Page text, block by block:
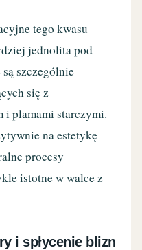
tego kwasu
jednolita pod
szczególnie
się z
i plamami starczymi.
na estetykę
procesy
istotne w walce z
i spłycenie blizn